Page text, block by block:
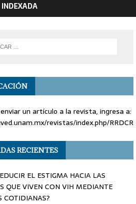
INDEXADA
un artículo a la revista, ingresa a:
revistas/index.php/RRDCR
RECIENTES
EL ESTIGMA HACIA LAS
QUE VIVEN CON VIH MEDIANTE
COTIDIANAS?